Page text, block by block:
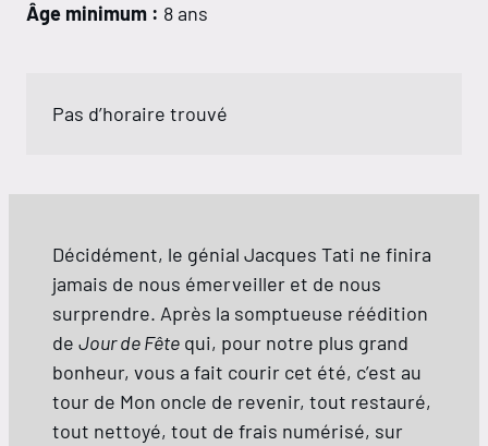
Âge minimum : 8 ans
Pas d’horaire trouvé
Décidément, le génial Jacques Tati ne finira
jamais de nous émerveiller et de nous
surprendre. Après la somptueuse réédition
de Jour de Fête qui, pour notre plus grand
bonheur, vous a fait courir cet été, c’est au
tour de Mon oncle de revenir, tout restauré,
tout nettoyé, tout de frais numérisé, sur